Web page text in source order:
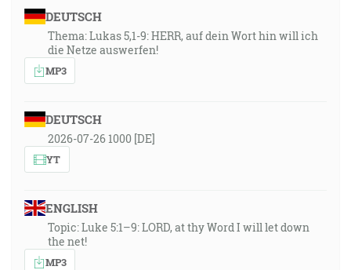
DEUTSCH
Thema: Lukas 5,1-9: HERR, auf dein Wort hin will ich
die Netze auswerfen!
MP3
DEUTSCH
2026-07-26 1000 [DE]
YT
ENGLISH
Topic: Luke 5:1–9: LORD, at thy Word I will let down
the net!
MP3